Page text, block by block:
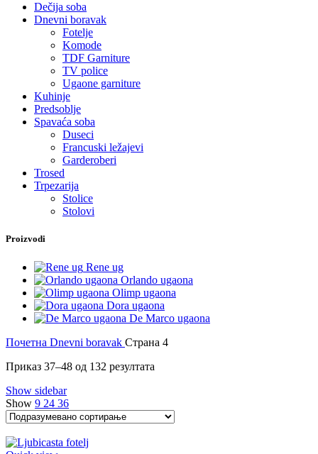
Dečija soba
Dnevni boravak
Fotelje
Komode
TDF Garniture
TV police
Ugaone garniture
Kuhinje
Predsoblje
Spavaća soba
Duseci
Francuski ležajevi
Garderoberi
Trosed
Trpezarija
Stolice
Stolovi
Proizvodi
Rene ug
Orlando ugaona
Olimp ugaona
Dora ugaona
De Marco ugaona
Почетна Dnevni boravak Страна 4
Приказ 37–48 од 132 резултата
Show sidebar
Show 9 24 36